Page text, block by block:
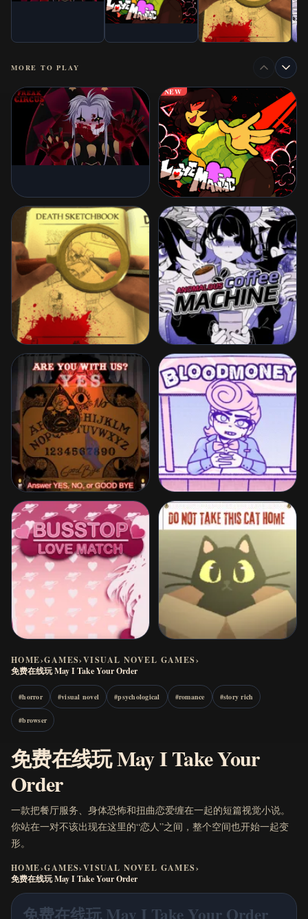
MORE TO PLAY
NEW
HOME›GAMES›VISUAL NOVEL GAMES›
免费在线玩 May I Take Your Order
#horror #visual novel #psychological #romance #story rich
#browser
免费在线玩 May I Take Your
Order
一款把餐厅服务、身体恐怖和扭曲恋爱缠在一起的短篇视觉小说。
你站在一对不该出现在这里的“恋人”之间，整个空间也开始一起变
形。
HOME›GAMES›VISUAL NOVEL GAMES›
免费在线玩 May I Take Your Order
免费在线玩 May I Take Your Order